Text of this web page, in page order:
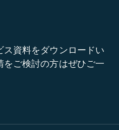
資料をダウンロードい
ご検討の方はぜひご一